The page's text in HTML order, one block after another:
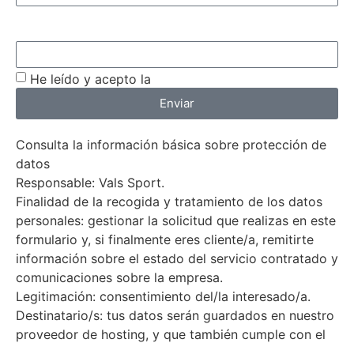
He leído y acepto la
Enviar
Consulta la información básica sobre protección de
datos
Responsable: Vals Sport.
Finalidad de la recogida y tratamiento de los datos
personales: gestionar la solicitud que realizas en este
formulario y, si finalmente eres cliente/a, remitirte
información sobre el estado del servicio contratado y
comunicaciones sobre la empresa.
Legitimación: consentimiento del/la interesado/a.
Destinatario/s: tus datos serán guardados en nuestro
proveedor de hosting, y que también cumple con el